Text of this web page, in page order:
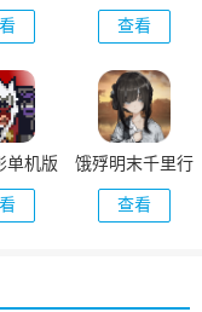
查看
单机版 饿殍明末千里行
查看